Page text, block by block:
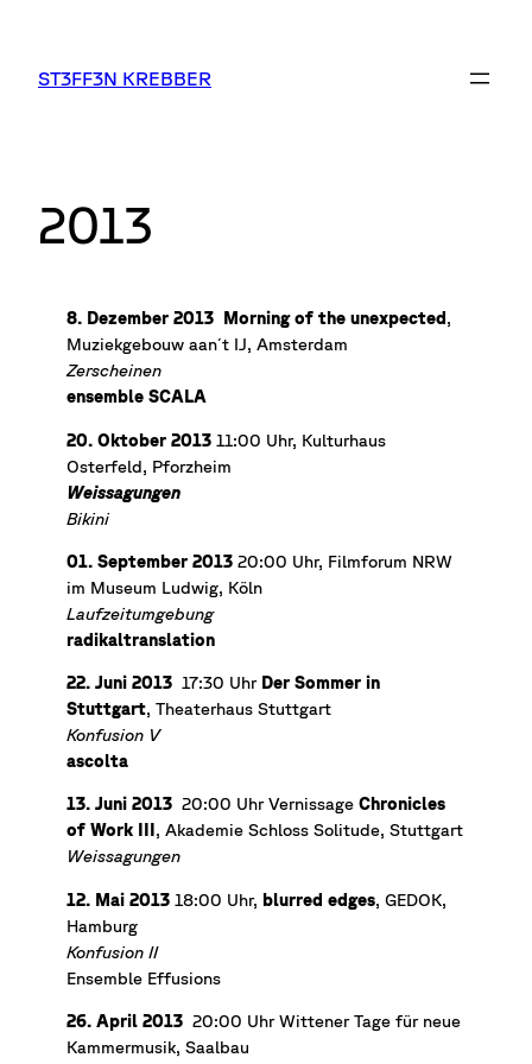
springen
ST3FF3N KREBBER
2013
8. Dezember 2013 Morning of the unexpected,
Muziekgebouw aan´t IJ, Amsterdam
Zerscheinen
ensemble SCALA
20. Oktober 2013 11:00 Uhr, Kulturhaus
Osterfeld, Pforzheim
Weissagungen
Bikini
01. September 2013 20:00 Uhr, Filmforum NRW
im Museum Ludwig, Köln
Laufzeitumgebung
radikaltranslation
22. Juni 2013 17:30 Uhr Der Sommer in
Stuttgart, Theaterhaus Stuttgart
Konfusion V
ascolta
13. Juni 2013 20:00 Uhr Vernissage Chronicles
of Work III, Akademie Schloss Solitude, Stuttgart
Weissagungen
12. Mai 2013 18:00 Uhr, blurred edges, GEDOK,
Hamburg
Konfusion II
Ensemble Effusions
26. April 2013 20:00 Uhr Wittener Tage für neue
Kammermusik, Saalbau